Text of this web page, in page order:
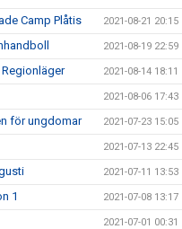
Camp Plåtis 2021-08-21 20:15
2021-08-19 22:59
2021-08-14 18:11
2021-08-06 17:43
för ungdomar 2021-07-23 15:05
2021-07-13 22:45
2021-07-11 13:53
1 2021-07-08 13:17
2021-07-01 00:31